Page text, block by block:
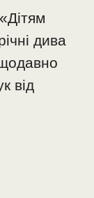
дива
від